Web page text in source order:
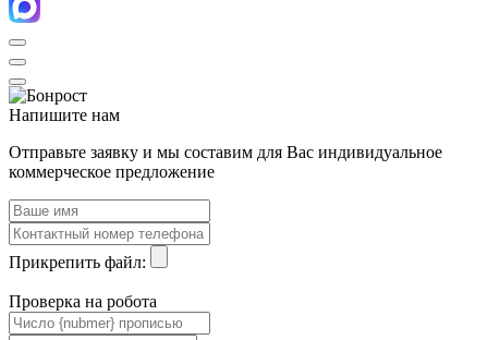
Напишите нам
Отправьте заявку и мы составим для Вас индивидуальное
коммерческое предложение
Прикрепить файл:
Проверка на робота